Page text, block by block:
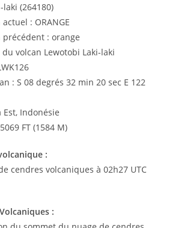
laki (264180)
: ORANGE
: orange
volcan Lewotobi Laki-laki
: S 08 degrés 32 min 20 sec E 122
Est, Indonésie
FT (1584 M)
:
cendres volcaniques à 02h27 UTC
: